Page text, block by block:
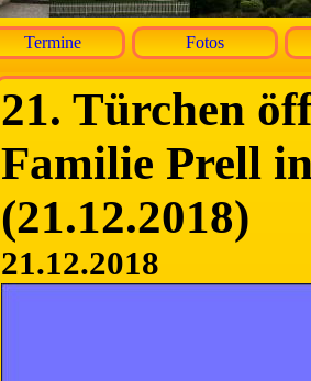
Termine Fotos
21. Türchen
Familie Prell
(21.12.2018)
21.12.2018